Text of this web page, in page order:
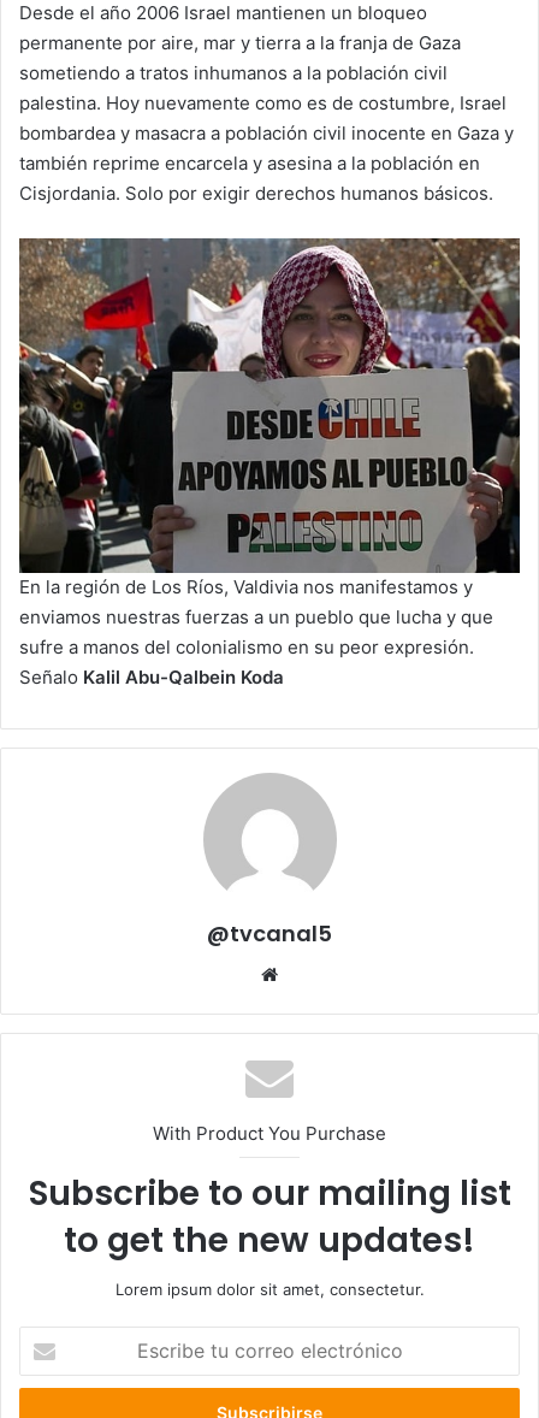
Desde el año 2006 Israel mantienen un bloqueo
permanente por aire, mar y tierra a la franja de Gaza
sometiendo a tratos inhumanos a la población civil
palestina. Hoy nuevamente como es de costumbre, Israel
bombardea y masacra a población civil inocente en Gaza y
también reprime encarcela y asesina a la población en
Cisjordania. Solo por exigir derechos humanos básicos.
En la región de Los Ríos, Valdivia nos manifestamos y
enviamos nuestras fuerzas a un pueblo que lucha y que
sufre a manos del colonialismo en su peor expresión.
Señalo Kalil Abu-Qalbein Koda
@tvcanal5
With Product You Purchase
Subscribe to our mailing list
to get the new updates!
Lorem ipsum dolor sit amet, consectetur.
correo